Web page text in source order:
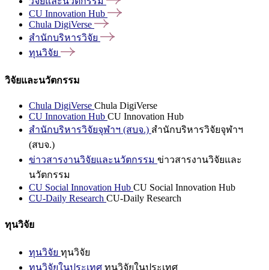
CU Innovation Hub
Chula DigiVerse
สำนักบริหารวิจัย
ทุนวิจัย
วิจัยและนวัตกรรม
Chula DigiVerse Chula DigiVerse
CU Innovation Hub CU Innovation Hub
สำนักบริหารวิจัยจุฬาฯ (สบจ.) สำนักบริหารวิจัยจุฬาฯ
(สบจ.)
ข่าวสารงานวิจัยและนวัตกรรม ข่าวสารงานวิจัยและ
นวัตกรรม
CU Social Innovation Hub CU Social Innovation Hub
CU-Daily Research CU-Daily Research
ทุนวิจัย
ทุนวิจัย ทุนวิจัย
ทุนวิจัยในประเทศ ทุนวิจัยในประเทศ